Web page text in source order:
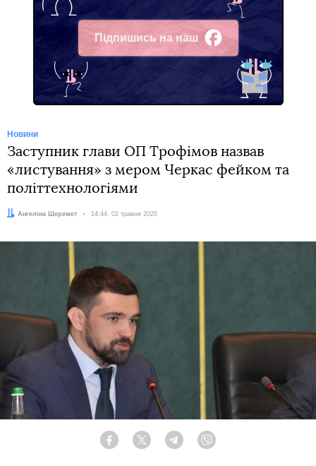
Підпишись на наш
Facebook
Новини
Заступник глави ОП Трофімов назвав
«листування» з мером Черкас фейком та
політтехнологіями
Автор:
Ангеліна Шеремет Дата:
14:44, 02 травня 2020
Facebook Twitter Telegram